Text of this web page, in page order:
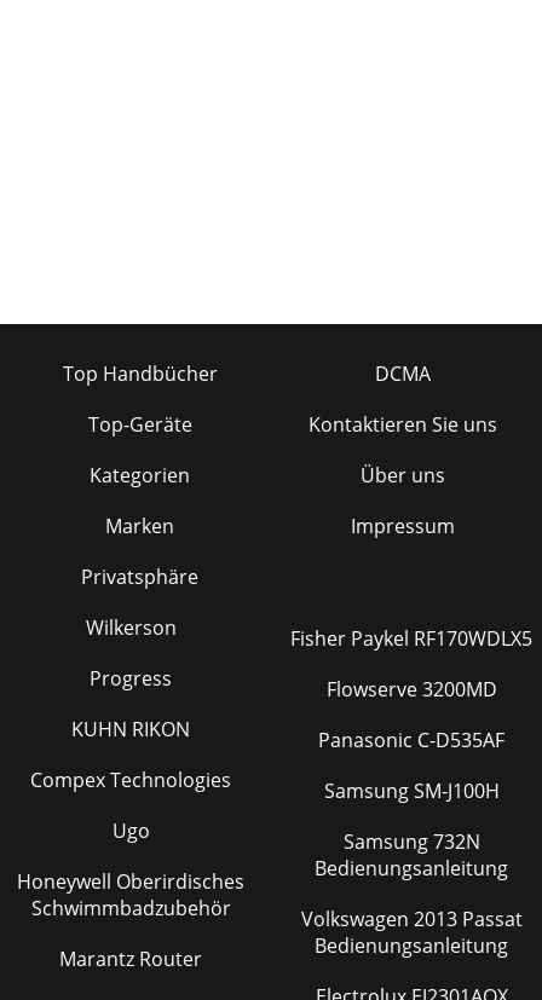
Top Handbücher
Top-Geräte
Kategorien
Marken
Privatsphäre
DCMA
Kontaktieren Sie uns
Über uns
Impressum
Wilkerson
Progress
KUHN RIKON
Compex Technologies
Ugo
Honeywell Oberirdisches
Schwimmbadzubehör
Marantz Router
Fisher Paykel RF170WDLX5
Flowserve 3200MD
Panasonic C-D535AF
Samsung SM-J100H
Samsung 732N
Bedienungsanleitung
Volkswagen 2013 Passat
Bedienungsanleitung